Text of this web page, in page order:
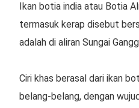
Ikan botia india atau Botia
termasuk kerap disebut
adalah di aliran Sungai
Ciri khas berasal dari ikan
belang-belang, dengan